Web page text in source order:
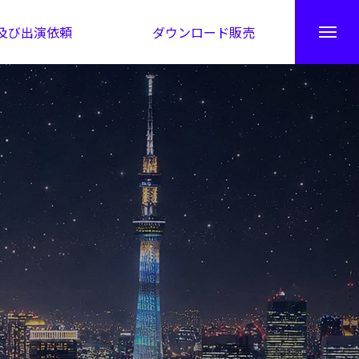
び出演依頼 ダウンロード販売
秘伝公開！吉凶カレンダー